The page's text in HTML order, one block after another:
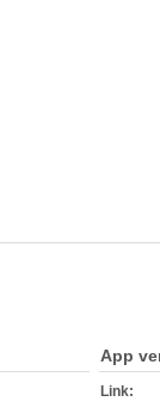
App
Link: